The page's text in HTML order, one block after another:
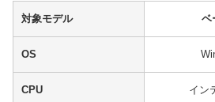
対象モデル ベ
OS
CPU イン